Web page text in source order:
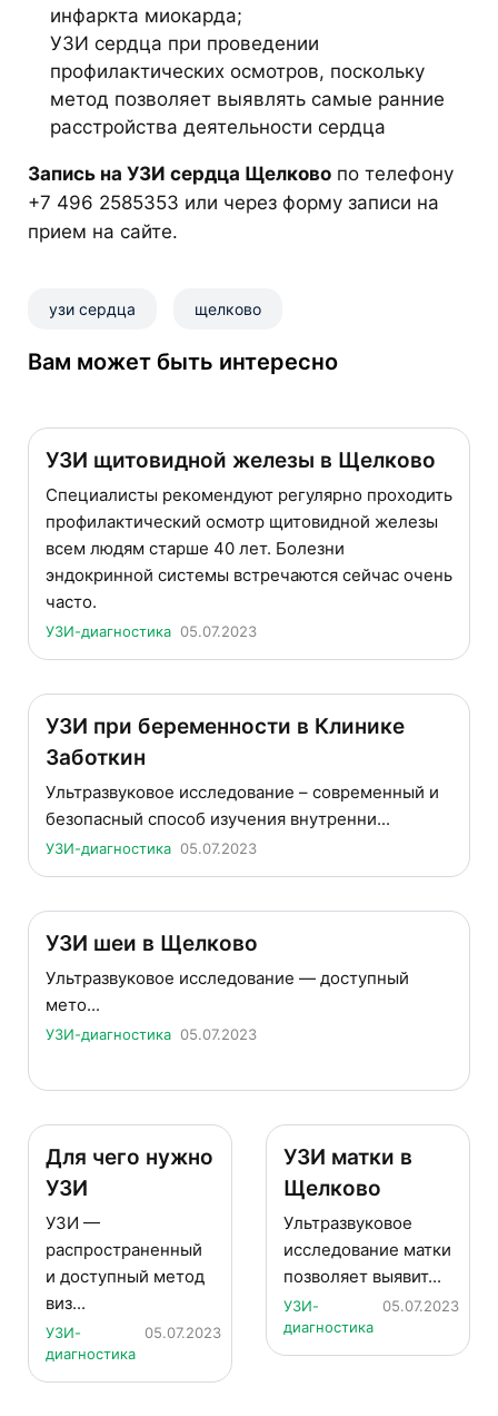
инфаркта миокарда;
УЗИ сердца при проведении
профилактических осмотров, поскольку
метод позволяет выявлять самые ранние
расстройства деятельности сердца
Запись на УЗИ сердца Щелково по телефону
+7 496 2585353 или через форму записи на
прием на сайте.
узи сердца щелково
Вам может быть интересно
УЗИ щитовидной железы в Щелково
Специалисты рекомендуют регулярно проходить
профилактический осмотр щитовидной железы
всем людям старше 40 лет. Болезни
эндокринной системы встречаются сейчас очень
часто.
УЗИ-диагностика 05.07.2023
УЗИ при беременности в Клинике
Заботкин
Ультразвуковое исследование – современный и
безопасный способ изучения внутренни...
УЗИ-диагностика 05.07.2023
УЗИ шеи в Щелково
Ультразвуковое исследование — доступный
мето...
УЗИ-диагностика 05.07.2023
Для чего нужно
УЗИ
УЗИ —
распространенный
и доступный метод
виз...
УЗИ-
диагностика
05.07.2023
УЗИ матки в
Щелково
Ультразвуковое
исследование матки
позволяет выявит...
УЗИ-
диагностика
05.07.2023